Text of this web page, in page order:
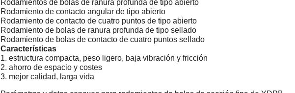
Rodamientos de bolas de ranura profunda de tipo abierto
Rodamiento de contacto angular de tipo abierto
Rodamiento de contacto de cuatro puntos de tipo abierto
Rodamiento de bolas de ranura profunda de tipo sellado
Rodamiento de bolas de contacto de cuatro puntos sellado
Características
1. estructura compacta, peso ligero, baja vibración y fricción
2. ahorro de espacio y costes
3. mejor calidad, larga vida